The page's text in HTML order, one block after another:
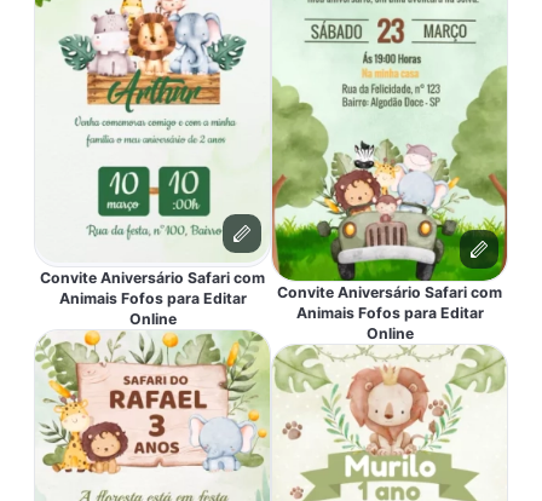
Convite Aniversário Safari com
Animais Fofos para Editar
Online
Convite Aniversário Safari com
Animais Fofos para Editar
Online